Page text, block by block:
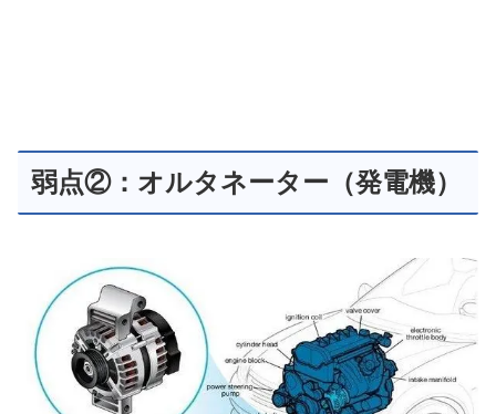
弱点②：オルタネーター（発電機）